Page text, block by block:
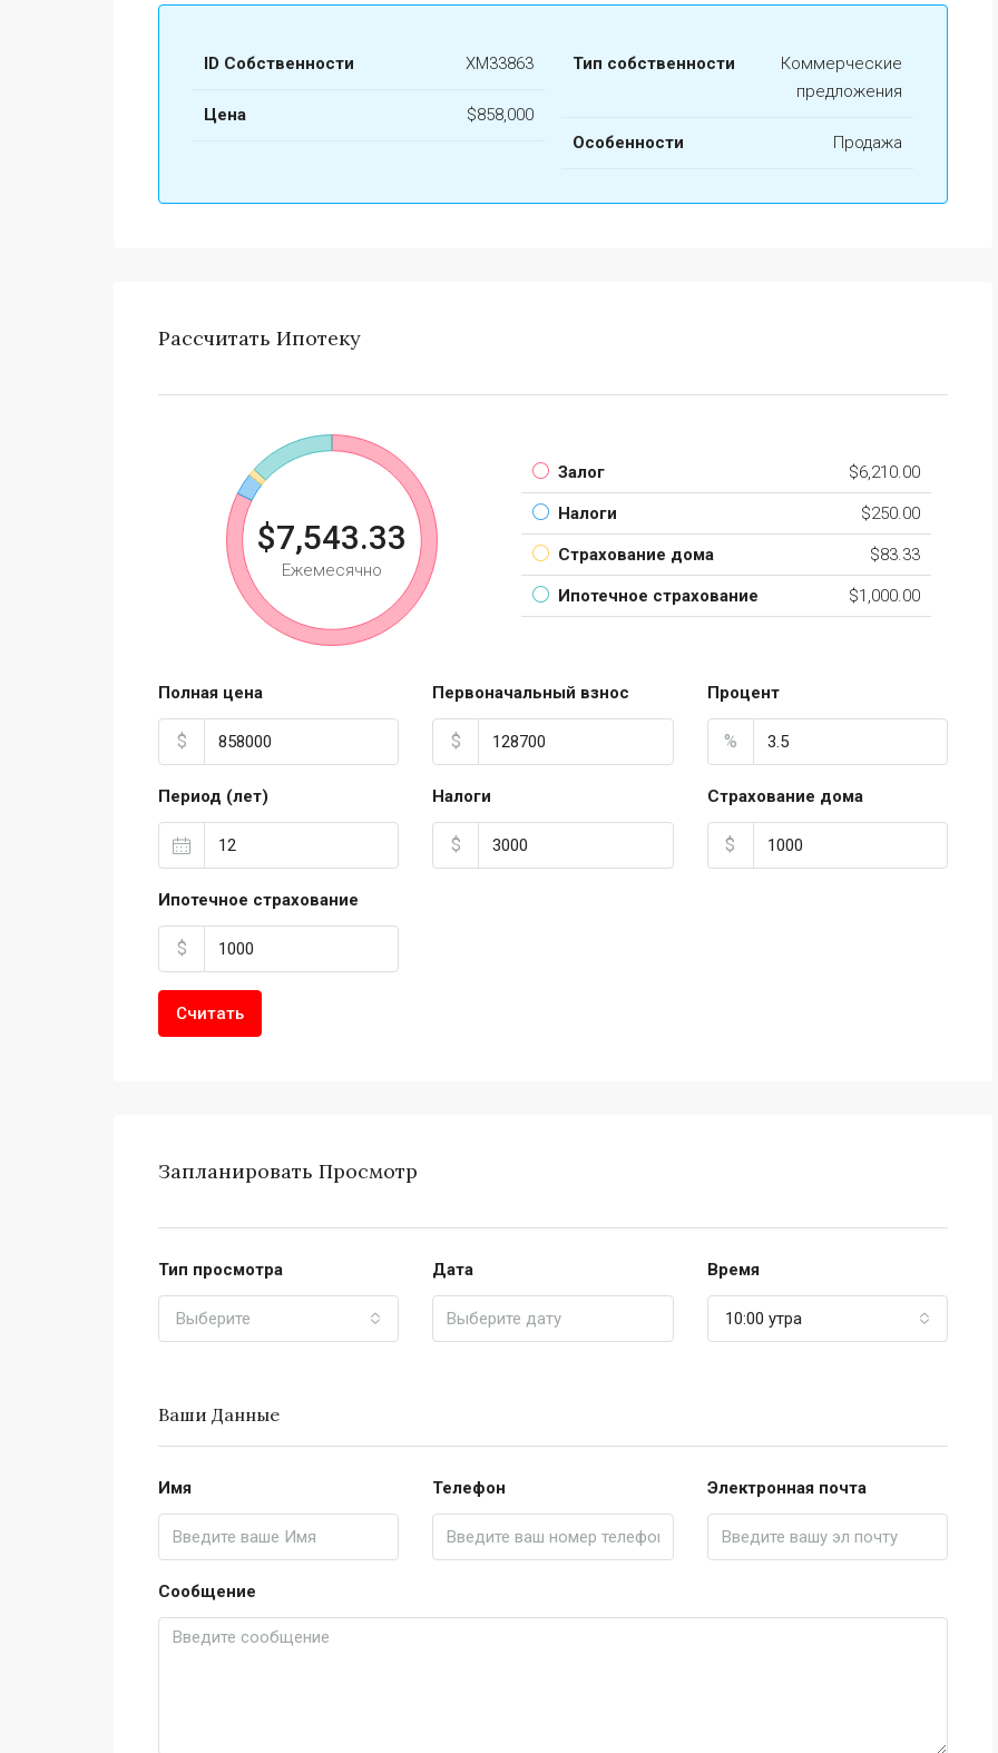
ID Собственности ХМ33863
Цена $858,000
Тип собственности
Коммерческие
предложения
Особенности Продажа
Рассчитать Ипотеку
$7,543.33
Ежемесячно
Залог $6,210.00
Налоги $250.00
Страхование дома $83.33
Ипотечное страхование $1,000.00
Полная цена
$
Первоначальный взнос
$
Процент
%
Период (лет) Налоги
$
Страхование дома
$
Ипотечное страхование
$
Считать
Запланировать Просмотр
Тип просмотра
Выберите
Дата Время
10:00 утра
Ваши Данные
Имя Телефон Электронная почта
Сообщение
$139,000
Торре Макауда